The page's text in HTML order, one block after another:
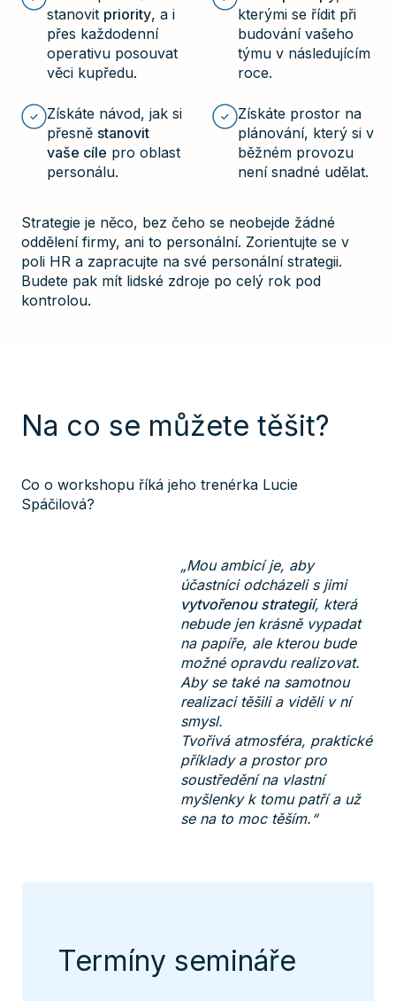
stanovit priority, a i
přes každodenní
operativu posouvat
věci kupředu.
kterými se řídit při
budování vašeho
týmu v následujícím
roce.
Získáte návod, jak si
přesně stanovit
vaše cíle pro oblast
personálu.
Získáte prostor na
plánování, který si v
běžném provozu
není snadné udělat.
Strategie je něco, bez čeho se neobejde žádné
oddělení firmy, ani to personální. Zorientujte se v
poli HR a zapracujte na své personální strategii.
Budete pak mít lidské zdroje po celý rok pod
kontrolou.
Na co se můžete těšit?
Co o workshopu říká jeho trenérka Lucie
Spáčilová?
„Mou ambicí je, aby
účastníci odcházeli s jimi
vytvořenou strategií, která
nebude jen krásně vypadat
na papíře, ale kterou bude
možné opravdu realizovat.
Aby se také na samotnou
realizaci těšili a viděli v ní
smysl.
Tvořivá atmosféra, praktické
příklady a prostor pro
soustředění na vlastní
myšlenky k tomu patří a už
se na to moc těším.“
Termíny semináře